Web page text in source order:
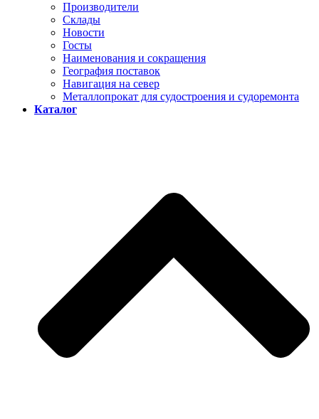
Производители
Склады
Новости
Госты
Наименования и сокращения
География поставок
Навигация на север
Металлопрокат для судостроения и судоремонта
Каталог